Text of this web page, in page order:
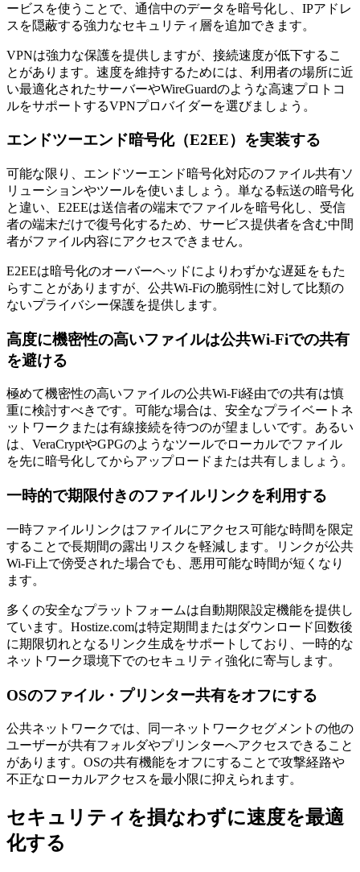
ービスを使うことで、通信中のデータを暗号化し、IPアドレ
スを隠蔽する強力なセキュリティ層を追加できます。
VPNは強力な保護を提供しますが、接続速度が低下するこ
とがあります。速度を維持するためには、利用者の場所に近
い最適化されたサーバーやWireGuardのような高速プロトコ
ルをサポートするVPNプロバイダーを選びましょう。
エンドツーエンド暗号化（E2EE）を実装する
可能な限り、エンドツーエンド暗号化対応のファイル共有ソ
リューションやツールを使いましょう。単なる転送の暗号化
と違い、E2EEは送信者の端末でファイルを暗号化し、受信
者の端末だけで復号化するため、サービス提供者を含む中間
者がファイル内容にアクセスできません。
E2EEは暗号化のオーバーヘッドによりわずかな遅延をもた
らすことがありますが、公共Wi-Fiの脆弱性に対して比類の
ないプライバシー保護を提供します。
高度に機密性の高いファイルは公共Wi-Fiでの共有
を避ける
極めて機密性の高いファイルの公共Wi-Fi経由での共有は慎
重に検討すべきです。可能な場合は、安全なプライベートネ
ットワークまたは有線接続を待つのが望ましいです。あるい
は、VeraCryptやGPGのようなツールでローカルでファイル
を先に暗号化してからアップロードまたは共有しましょう。
一時的で期限付きのファイルリンクを利用する
一時ファイルリンクはファイルにアクセス可能な時間を限定
することで長期間の露出リスクを軽減します。リンクが公共
Wi-Fi上で傍受された場合でも、悪用可能な時間が短くなり
ます。
多くの安全なプラットフォームは自動期限設定機能を提供し
ています。Hostize.comは特定期間またはダウンロード回数後
に期限切れとなるリンク生成をサポートしており、一時的な
ネットワーク環境下でのセキュリティ強化に寄与します。
OSのファイル・プリンター共有をオフにする
公共ネットワークでは、同一ネットワークセグメントの他の
ユーザーが共有フォルダやプリンターへアクセスできること
があります。OSの共有機能をオフにすることで攻撃経路や
不正なローカルアクセスを最小限に抑えられます。
セキュリティを損なわずに速度を最適
化する